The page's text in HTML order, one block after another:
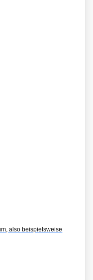
also beispielsweise